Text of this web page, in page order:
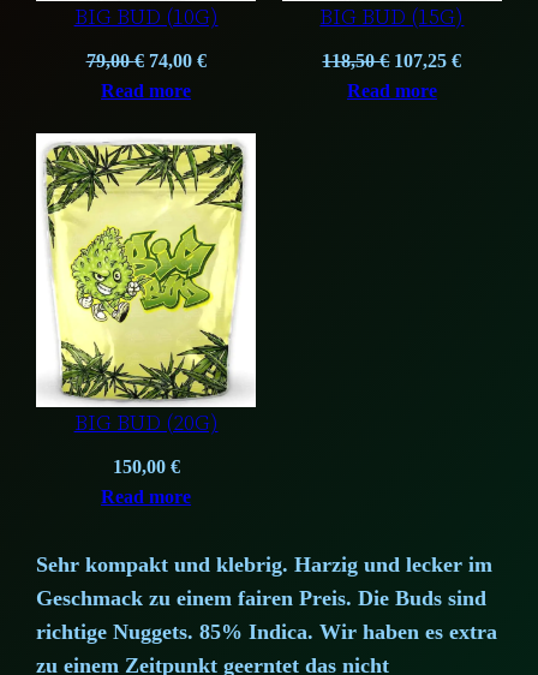
BIG BUD (10G)
79,00€ Original
price
79,00 €.
74,00 €Current
74,00 €.
Read more
BIG BUD (15G)
118,50€ Original
price
107,25€Current
Read more
BIG BUD (20G)
150,00 €
Read more
Sehr kompakt und klebrig. Harzig und lecker im
Geschmack zu einem fairen Preis. Die Buds sind
richtige Nuggets. 85% Indica. Wir haben es extra
zu einem Zeitpunkt geerntet das nicht